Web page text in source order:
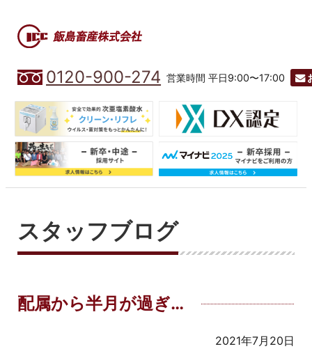
0120-900-274 営業時間 平日9:00〜17:00
スタッフブログ
配属から半月が過ぎ…
2021年7月20日